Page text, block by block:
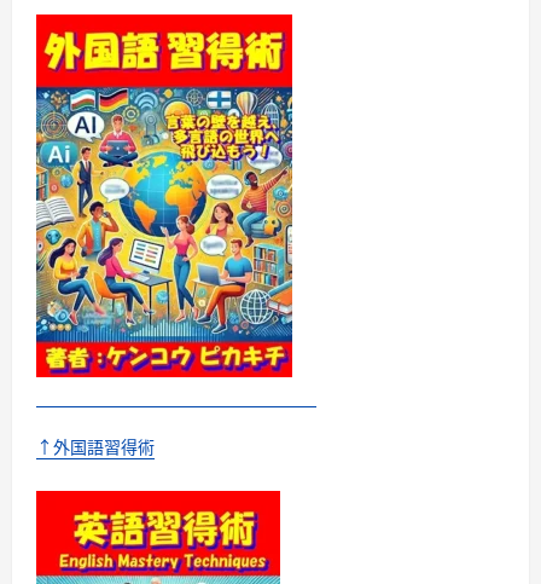
夫
に
つ
い
て
さ
ら
に
読
む
で
購
入
す
る
方
法
に
つ
い
て
さ
ら
に
読
む
↑外国語習得術